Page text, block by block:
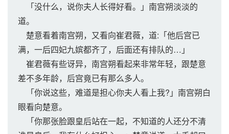
「没什么，说你夫人长得好看。」南宫朔淡淡的
道。
楚意看着南宫朔，又看向崔君薇，道:「他后宫已
满，一后四妃九嫔都齐了，后面还有排队的…」
崔君薇有些讶异，南宫朔看起来非常年轻，跟楚意
差不多年龄，后宫竟已有那么多人。
「你说这些，难道是担心你夫人看上我?」南宫朔白
眼看向楚意。
「你那张脸跟皇后站在一起，不知道的人还分不清